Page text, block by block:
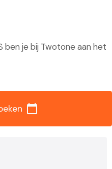
ben je bij Twotone aan het
calendar_today